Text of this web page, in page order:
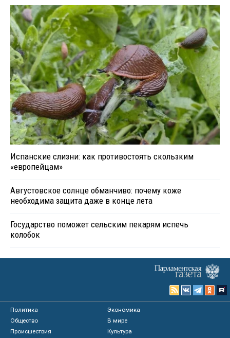
Испанские слизни: как противостоять скользким
«европейцам»
Августовское солнце обманчиво: почему коже
необходима защита даже в конце лета
Государство поможет сельским пекарям испечь
колобок
Политика
Экономика
Общество
В мире
Происшествия
Культура